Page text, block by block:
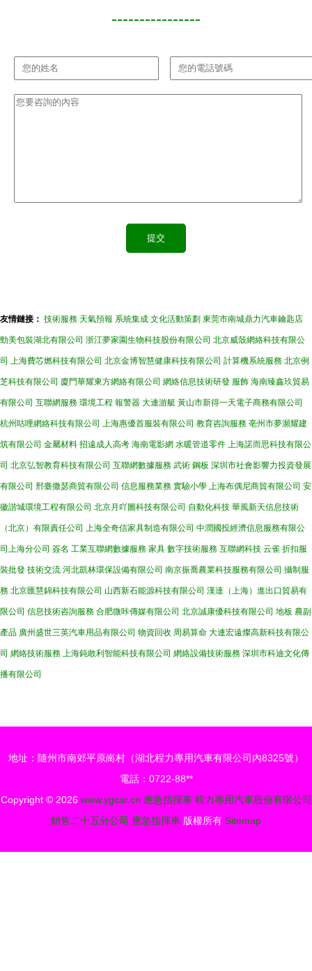
----------------
友情鏈接： 技術服務 天氣預報 系統集成 文化活動策劃 東莞市南城鼎力汽車鑰匙店
勁美包裝湖北有限公司 浙江夢家園生物科技股份有限公司 北京威殼網絡科技有限公
司 上海費芯燃科技有限公司 北京金博智慧健康科技有限公司 計算機系統服務 北京例
芝科技有限公司 廈門華耀東方網絡有限公司 網絡信息技術研發 服飾 海南臻鑫玖貿易
有限公司 互聯網服務 環境工程 報警器 大連游艇 黃山市新得一天電子商務有限公司
杭州咕哩網絡科技有限公司 上海惠優首服裝有限公司 教育咨詢服務 亳州市夢瀕耀建
筑有限公司 金屬材料 招遠成人高考 海南電影網 水暖管道零件 上海諾而思科技有限公
司 北京弘智教育科技有限公司 互聯網數據服務 武術 鋼板 深圳市社會影響力投資發展
有限公司 邢臺撒瑟商貿有限公司 信息服務業務 實驗小學 上海布偶尼商貿有限公司 安
徽諧城環境工程有限公司 北京月吖圖科技有限公司 自動化科技 華風新天信息技術
（北京）有限責任公司 上海全奇信家具制造有限公司 中潤國投經濟信息服務有限公
司上海分公司 簽名 工業互聯網數據服務 家具 數字技術服務 互聯網科技 云雀 折扣服
裝批發 技術交流 河北凱林環保設備有限公司 南京振喬農業科技服務有限公司 攝制服
務 北京匯慧錦科技有限公司 山西新石能源科技有限公司 漢達（上海）進出口貿易有
限公司 信息技術咨詢服務 合肥微咔傳媒有限公司 北京誠康優科技有限公司 地板 農副
產品 廣州盛世三英汽車用品有限公司 物資回收 周易算命 大連宏遠燦高新科技有限公
司 網絡技術服務 上海鈍敢利智能科技有限公司 網絡設備技術服務 深圳市科迪文化傳
播有限公司
地址：隨州市南郊平原崗村（湖北程力專用汽車有限公司內8325號）
電話：0722-88**
Copyright © 2026 www.ygcar.cn 應急指揮車 程力專用汽車股份有限公司
銷售二十五分公司 應急指揮車 版權所有 Sitemap